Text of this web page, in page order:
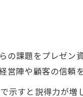
の課題をプレゼン
陣や顧客の信頼
示すと説得力が増